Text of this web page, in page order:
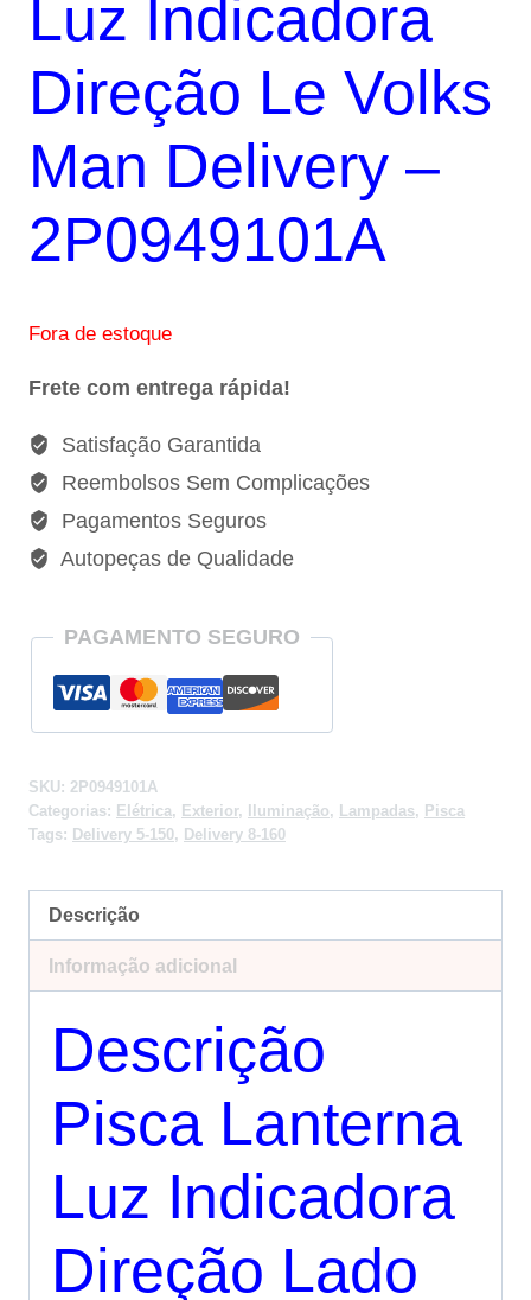
R$188,40.R$160,14.
Luz Indicadora
Direção Le Volks
Man Delivery –
2P0949101A
Fora de estoque
Frete com entrega rápida!
Satisfação Garantida
Reembolsos Sem Complicações
Pagamentos Seguros
Autopeças de Qualidade
PAGAMENTO SEGURO
SKU: 2P0949101A
Categorias: Elétrica, Exterior, Iluminação, Lampadas, Pisca
Tags: Delivery 5-150, Delivery 8-160
Descrição
Informação adicional
Descrição
Pisca Lanterna
Luz Indicadora
Direção Lado